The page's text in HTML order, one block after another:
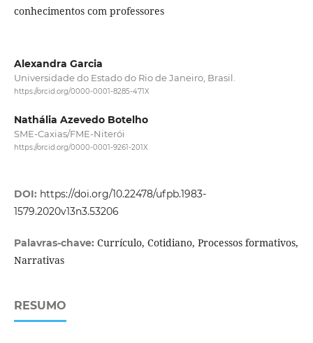
conhecimentos com professores
Alexandra Garcia
Universidade do Estado do Rio de Janeiro, Brasil.
https://orcid.org/0000-0001-8285-471X
Nathália Azevedo Botelho
SME-Caxias/FME-Niterói
https://orcid.org/0000-0001-9261-201X
DOI: https://doi.org/10.22478/ufpb.1983-
1579.2020v13n3.53206
Palavras-chave: Currículo, Cotidiano, Processos formativos,
Narrativas
RESUMO